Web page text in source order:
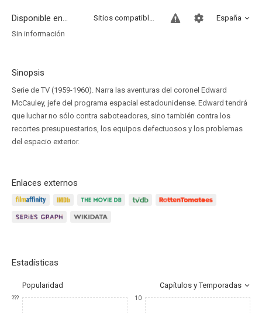
Disponible en... España
Sitios compatibles
Sin información
Sinopsis
Serie de TV (1959-1960). Narra las aventuras del coronel Edward
McCauley, jefe del programa espacial estadounidense. Edward tendrá
que luchar no sólo contra saboteadores, sino también contra los
recortes presupuestarios, los equipos defectuosos y los problemas
del espacio exterior.
Enlaces externos
Estadísticas
Popularidad Capítulos y Temporadas
??? 10